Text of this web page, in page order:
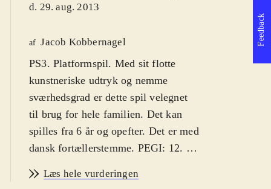
d. 29. aug. 2013
af Jacob Kobbernagel
PS3. Platformspil. Med sit flotte
kunstneriske udtryk og nemme
sværhedsgrad er dette spil velegnet
til brug for hele familien. Det kan
spilles fra 6 år og opefter. Det er med
dansk fortællerstemme. PEGI: 12.
og sjæl til Månebjørnskongen, og han
Læs hele vurderingen
Feedback